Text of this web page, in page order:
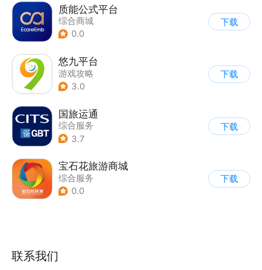
质能公式平台
综合商城
0.0
下载
悠九平台
游戏攻略
3.0
下载
国旅运通
综合服务
3.7
下载
宝石花旅游商城
综合服务
0.0
下载
联系我们